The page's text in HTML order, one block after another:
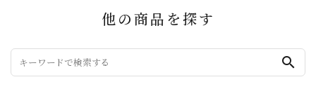
他の商品を探す
search